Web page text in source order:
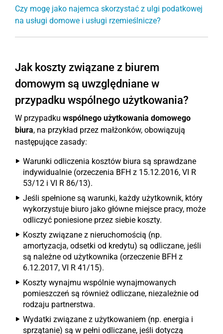
Czy mogę jako najemca skorzystać z ulgi podatkowej
na usługi domowe i usługi rzemieślnicze?
Jak koszty związane z biurem
domowym są uwzględniane w
przypadku wspólnego użytkowania?
W przypadku wspólnego użytkowania domowego
biura, na przykład przez małżonków, obowiązują
następujące zasady:
Warunki odliczenia kosztów biura są sprawdzane
indywidualnie (orzeczenia BFH z 15.12.2016, VI R
53/12 i VI R 86/13).
Jeśli spełnione są warunki, każdy użytkownik, który
wykorzystuje biuro jako główne miejsce pracy, może
odliczyć poniesione przez siebie koszty.
Koszty związane z nieruchomością (np.
amortyzacja, odsetki od kredytu) są odliczane, jeśli
są należne od użytkownika (orzeczenie BFH z
6.12.2017, VI R 41/15).
Koszty wynajmu wspólnie wynajmowanych
pomieszczeń są również odliczane, niezależnie od
rodzaju partnerstwa.
Wydatki związane z użytkowaniem (np. energia i
sprzątanie) są w pełni odliczane, jeśli dotyczą